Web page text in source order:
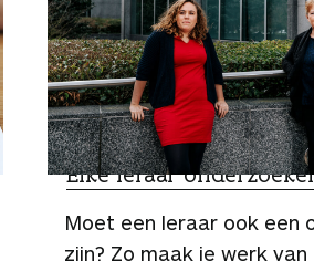
SPECIALIST
Elke leraar
Moet een leraar ook een
zijn? Zo maak je werk van